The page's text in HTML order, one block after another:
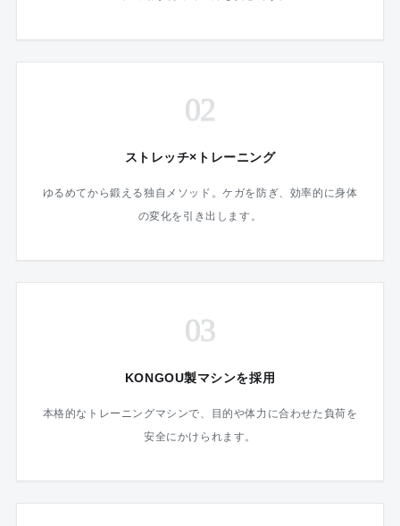
02
ストレッチ×トレーニング
ゆるめてから鍛える独自メソッド。ケガを防ぎ、効率的に身体
の変化を引き出します。
03
KONGOU製マシンを採用
本格的なトレーニングマシンで、目的や体力に合わせた負荷を
安全にかけられます。